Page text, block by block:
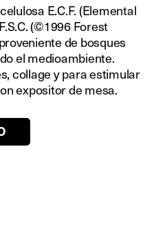
E.C.F. (Elemental
(©1996 Forest
de bosques
el medioambiente.
collage y para estimular
expositor de mesa.